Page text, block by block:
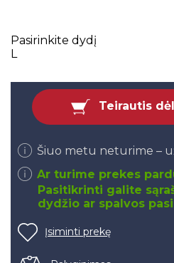
Pasirinkite dydį
L
Teirautis
Šiuo metu neturime –
Ar turime prekes
Pasitikrinti galite
dydžio ar spalvos
Įsiminti prekę